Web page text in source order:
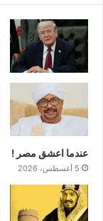
عندما اعشق مصر !
5 أغسطس، 2026